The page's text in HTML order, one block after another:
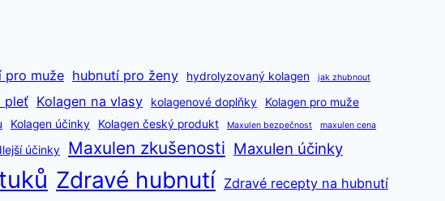
pro muže hubnutí pro ženy hydrolyzovaný kolagen jak zhubnout
pleť Kolagen na vlasy kolagenové doplňky
Kolagen pro muže
Kolagen účinky Kolagen český produkt Maxulen bezpečnost maxulen cena
účinky Maxulen zkušenosti Maxulen účinky
Zdravé hubnutí Zdravé recepty na hubnutí